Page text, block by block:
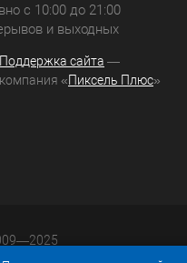
с 10:00 до 21:00
и выходных
Поддержка сайта —
компания «Пиксель Плюс»
г. Смоленск, ул.